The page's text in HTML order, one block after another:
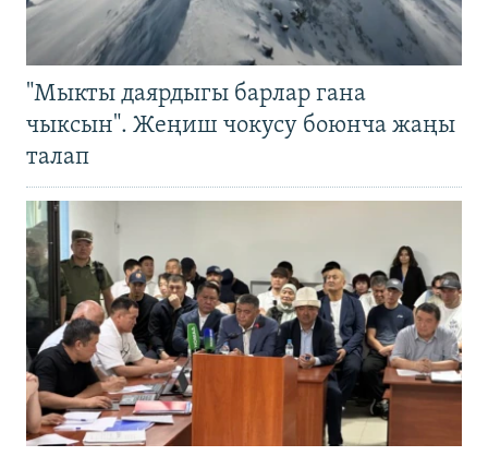
"Мыкты даярдыгы барлар гана
чыксын". Жеңиш чокусу боюнча жаңы
талап